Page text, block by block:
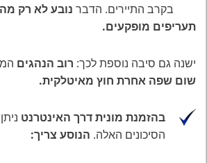
בקרב התיירים. הדבר נובע לא רק
תעריפים מופקעים.
ישנה גם סיבה נוספת לכך: רוב הנהגים
שום שפה אחרת חוץ מאיטלקית.
בהזמנת מונית דרך האינטרנט
הסיכונים האלה. הנוסע צריך: